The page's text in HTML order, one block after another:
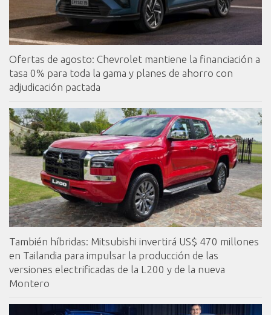
Ofertas de agosto: Chevrolet mantiene la financiación a
tasa 0% para toda la gama y planes de ahorro con
adjudicación pactada
También híbridas: Mitsubishi invertirá US$ 470 millones
en Tailandia para impulsar la producción de las
versiones electrificadas de la L200 y de la nueva
Montero